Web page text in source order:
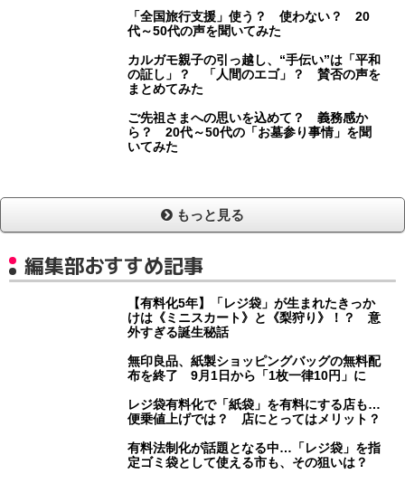
「全国旅行支援」使う？ 使わない？ 20
代～50代の声を聞いてみた
カルガモ親子の引っ越し、“手伝い”は「平和
の証し」？ 「人間のエゴ」？ 賛否の声を
まとめてみた
ご先祖さまへの思いを込めて？ 義務感か
ら？ 20代～50代の「お墓参り事情」を聞
いてみた
もっと見る
編集部おすすめ記事
【有料化5年】「レジ袋」が生まれたきっか
けは《ミニスカート》と《梨狩り》！？ 意
外すぎる誕生秘話
無印良品、紙製ショッピングバッグの無料配
布を終了 9月1日から「1枚一律10円」に
レジ袋有料化で「紙袋」を有料にする店も…
便乗値上げでは？ 店にとってはメリット？
有料法制化が話題となる中…「レジ袋」を指
定ゴミ袋として使える市も、その狙いは？